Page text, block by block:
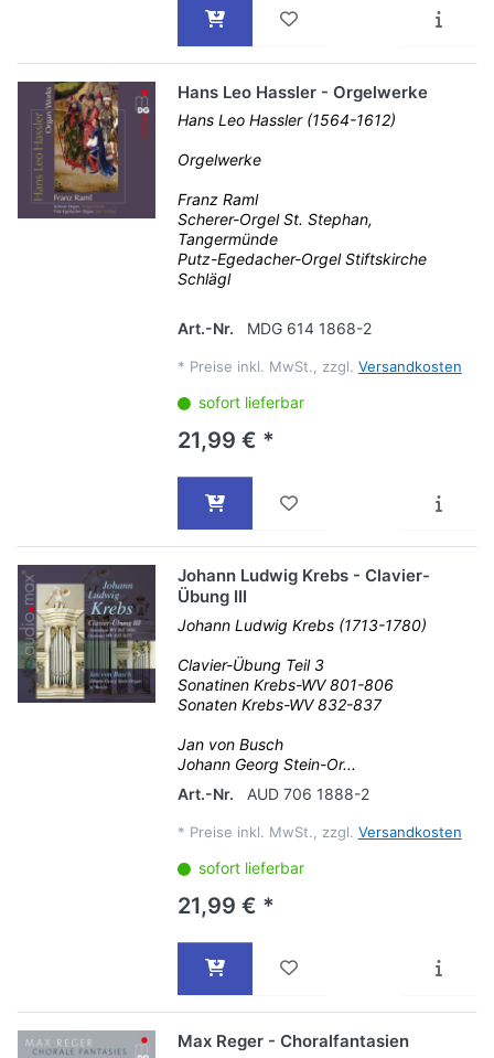
Hans Leo Hassler - Orgelwerke
Hans Leo Hassler (1564-1612)
Orgelwerke
Franz Raml
Scherer-Orgel St. Stephan,
Tangermünde
Putz-Egedacher-Orgel Stiftskirche
Schlägl
Art.-Nr. MDG 614 1868-2
* Preise inkl. MwSt., zzgl. Versandkosten
sofort lieferbar
21,99 € *
Johann Ludwig Krebs - Clavier-
Übung III
Johann Ludwig Krebs (1713-1780)
Clavier-Übung Teil 3
Sonatinen Krebs-WV 801-806
Sonaten Krebs-WV 832-837
Jan von Busch
Johann Georg Stein-Or...
Art.-Nr.
AUD 706 1888-2
* Preise inkl. MwSt., zzgl. Versandkosten
sofort lieferbar
21,99 € *
Max Reger - Choralfantasien